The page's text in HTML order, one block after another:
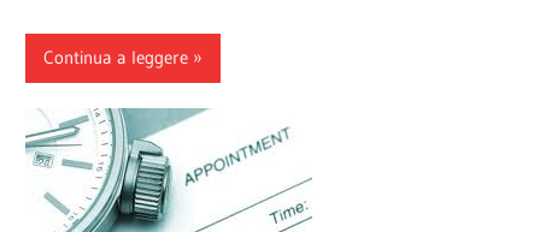
Continua a leggere